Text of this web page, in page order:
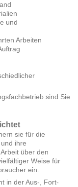
und
Arbeiten
sind Sie
sie für die
ihre
über den
Weise für
ein:
in der Aus-, Fort-